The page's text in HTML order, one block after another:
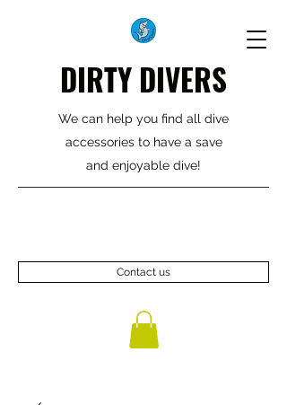
DIRTY DIVERS
We can help you find all dive
accessories to have a save
and enjoyable dive!
Contact us